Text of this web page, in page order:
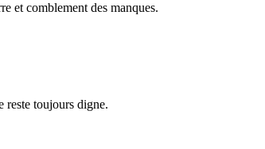
et comblement des manques.
reste toujours digne.